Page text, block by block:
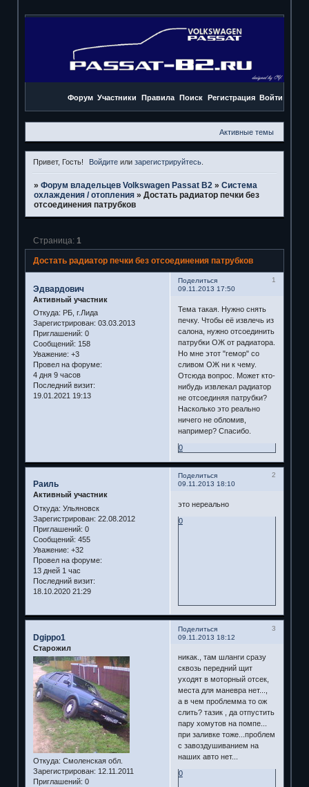
Форум Участники Правила Поиск Регистрация Войти
Активные темы
Привет, Гость! Войдите илизарегистрируйтесь
» Форум владельцев Volkswagen Passat B2 » Система
охлаждения / отопления » Достать радиатор печки без
отсоединения патрубков
Достать радиатор печки без отсоединения патрубков
Страница: 1
Поделиться
1
09.11.2013 17:50
Эдвардович
Активный участник
Откуда: РБ, г.Лида
Зарегистрирован: 03.03.2013
Приглашений: 0
Сообщений: 158
Уважение: +3
Провел на форуме:
4 дня 9 часов
Последний визит:
19.01.2021 19:13
Тема такая. Нужно снять
печку. Чтобы её извлечь из
салона, нужно отсоединить
патрубки ОЖ от радиатора.
Но мне этот "гемор" со
сливом ОЖ ни к чему.
Отсюда вопрос. Может кто-
нибудь извлекал радиатор
не отсоединяя патрубки?
Насколько это реально
ничего не обломив,
например? Спасибо.
0
Поделиться
2
09.11.2013 18:10
Раиль
Активный участник
Откуда: Ульяновск
Зарегистрирован: 22.08.2012
Приглашений: 0
Сообщений: 455
Уважение: +32
Провел на форуме:
13 дней 1 час
Последний визит:
18.10.2020 21:29
это нереально
0
Поделиться
3
09.11.2013 18:12
Dgippo1
Старожил
Откуда: Смоленская обл.
Зарегистрирован: 12.11.2011
Приглашений: 0
никак., там шланги сразу
сквозь передний щит
уходят в моторный отсек,
места для маневра нет...,
а в чем проблемма то ож
слить? тазик , да отпустить
пару хомутов на помпе...
при заливке тоже...проблем
с завоздушиванием на
наших авто нет...
0